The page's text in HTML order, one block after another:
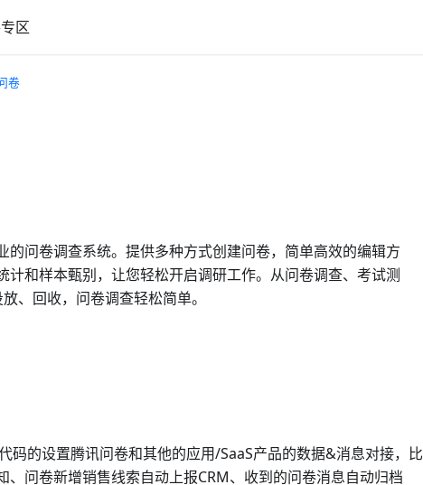
区
卷
的问卷调查系统。提供多种方式创建问卷，简单高效的编辑方
计和样本甄别，让您轻松开启调研工作。从问卷调查、考试测
、回收，问卷调查轻松简单。
码的设置腾讯问卷和其他的应用/SaaS产品的数据&消息对接，比
问卷新增销售线索自动上报CRM、收到的问卷消息自动归档